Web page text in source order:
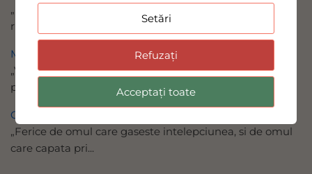
„Urmariti binele cetatii in care v-am dus in robie si
rugati-va Domnul...
Mergand dupa Dumnezeu, ca orbul Bartimeu
„Voi duce pe orbi pe un drum necunoscut de ei, ii voi
povatui pe carar...
Cum se redacteaza o lucrare stiintifica (I)
„Ferice de omul care gaseste intelepciunea, si de omul
care capata pri...
Setări
Refuzați
Acceptați toate